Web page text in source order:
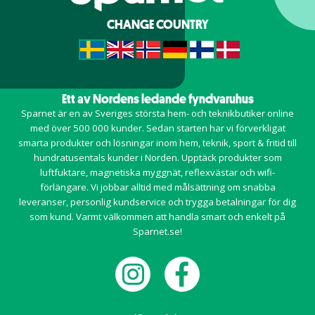
CHANGE COUNTRY
Ett av Nordens ledande fyndvaruhus
Sparnet är en av Sveriges största hem- och teknikbutiker online
med över 500 000 kunder. Sedan starten har vi förverkligat
smarta produkter och lösningar inom hem teknik sport & fritid till
hundratusentals kunder i Norden. Upptäck produkter som
luftfuktare, magnetiska myggnät, reflexvästar och wifi-
förlängare. Vi jobbar alltid med målsättning om snabba
leveranser, personlig kundservice och trygga betalningar för dig
som kund. Varmt välkommen att handla smart och enkelt på
Sparnet.se!